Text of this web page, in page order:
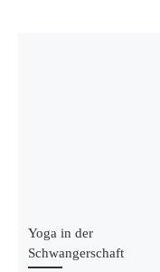
Yoga in der
Schwangerschaft